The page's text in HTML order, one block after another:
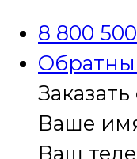
8 800
Ваше
Ваш